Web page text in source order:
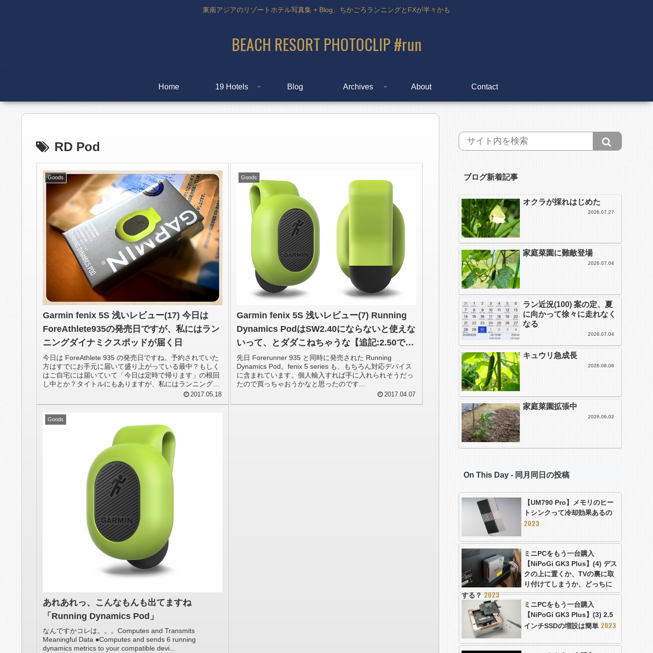
東南アジアのリゾートホテル写真集 + Blog、ちかごろランニングとFXが半々かも
BEACH RESORT PHOTOCLIP #run
Home 19 Hotels Blog Archives About Contact
RD Pod
Goods
Garmin fenix 5S 浅いレビュー(17) 今日は
ForeAthlete935の発売日ですが、私にはラン
ニングダイナミクスポッドが届く日
今日は ForeAthlete 935 の発売日ですね。予約されていた
方はすでにお手元に届いて盛り上がっている最中？もしく
はご自宅には届いていて「今日は定時で帰ります」の根回
し中とか？タイトルにもありますが、私にはランニングダ
2017.05.18
Goods
Garmin fenix 5S 浅いレビュー(7) Running
Dynamics PodはSW2.40にならないと使えな
いって、とダダこねちゃうな【追記:2.50でも
ダメみたい】
先日 Forerunner 935 と同時に発売された Running
Dynamics Pod。fenix 5 series も、もちろん対応デバイス
に含まれています。個人輸入すれば手に入れられそうだっ
たので買っちゃおうかなと思ったのです...
2017.04.07
Goods
あれあれっ、こんなもんも出てますね
「Running Dynamics Pod」
なんですかコレは。。。Computes and Transmits
Meaningful Data ●Computes and sends 6 running
dynamics metrics to your compatible devi...
ブログ新着記事
オクラが採れはじめた
2026.07.27
家庭菜園に難敵登場
2026.07.04
ラン近況(100) 案の定、夏
に向かって徐々に走れなく
なる
2026.07.04
キュウリ急成長
2026.06.06
家庭菜園拡張中
2026.06.02
On This Day - 同月同日の投稿
【UM790 Pro】メモリのヒー
トシンクって冷却効果あるの
2023
ミニPCをもう一台購入
【NiPoGi GK3 Plus】(4) デス
クの上に置くか、TVの裏に取
り付けてしまうか、どっちに
する？2023
ミニPCをもう一台購入
【NiPoGi GK3 Plus】(3) 2.5
インチSSDの増設は簡単 2023